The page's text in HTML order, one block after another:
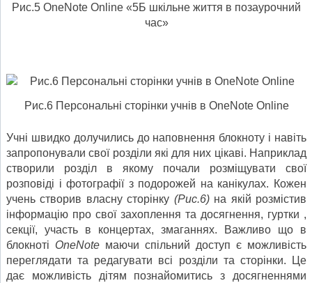
Рис.5 OneNotе Оnline «5Б шкільне життя в позаурочний
час»
Рис.6 Персональні сторінки учнів в OneNotе Оnline
Учні швидко долучились до наповнення блокноту і навіть
запропонували свої розділи які для них цікаві. Наприклад
створили розділ в якому почали розміщувати свої
розповіді і фотографії з подорожей на канікулах. Кожен
учень створив власну сторінку (Рис.6)на якій розмістив
інформацію про свої захоплення та досягнення, гуртки ,
секції, участь в концертах, змаганнях. Важливо що в
блокноті OneNote маючи спільний доступ є можливість
переглядати та редагувати всі розділи та сторінки. Це
дає можливість дітям познайомитись з досягненнями